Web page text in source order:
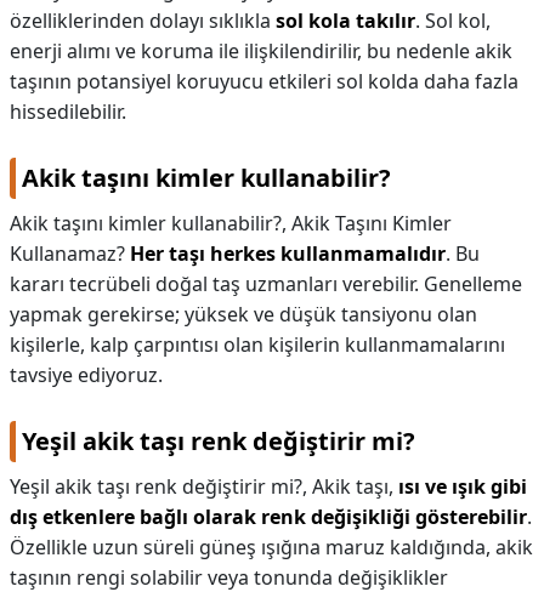
özelliklerinden dolayı sıklıkla sol kola takılır. Sol kol,
enerji alımı ve koruma ile ilişkilendirilir, bu nedenle akik
taşının potansiyel koruyucu etkileri sol kolda daha fazla
hissedilebilir.
Akik taşını kimler kullanabilir?
Akik taşını kimler kullanabilir?, Akik Taşını Kimler
Kullanamaz? Her taşı herkes kullanmamalıdır. Bu
kararı tecrübeli doğal taş uzmanları verebilir. Genelleme
yapmak gerekirse; yüksek ve düşük tansiyonu olan
kişilerle, kalp çarpıntısı olan kişilerin kullanmamalarını
tavsiye ediyoruz.
Yeşil akik taşı renk değiştirir mi?
Yeşil akik taşı renk değiştirir mi?, Akik taşı, ısı ve ışık gibi
dış etkenlere bağlı olarak renk değişikliği gösterebilir.
Özellikle uzun süreli güneş ışığına maruz kaldığında, akik
taşının rengi solabilir veya tonunda değişiklikler